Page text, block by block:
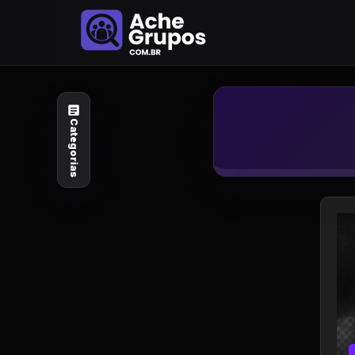
Explore por
assunto
Animais e Natureza
Arte e Design
Categorias